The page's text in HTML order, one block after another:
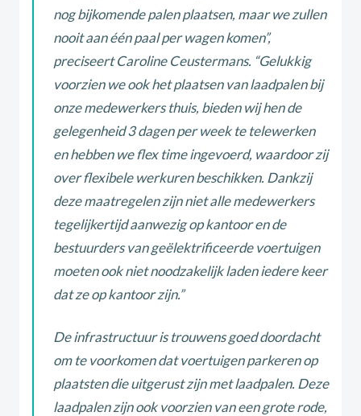
nog bijkomende palen plaatsen, maar we zullen
nooit aan één paal per wagen komen”,
preciseert Caroline Ceustermans. “Gelukkig
voorzien we ook het plaatsen van laadpalen bij
onze medewerkers thuis, bieden wij hen de
gelegenheid 3 dagen per week te telewerken
en hebben we flex time ingevoerd, waardoor zij
over flexibele werkuren beschikken. Dankzij
deze maatregelen zijn niet alle medewerkers
tegelijkertijd aanwezig op kantoor en de
bestuurders van geëlektrificeerde voertuigen
moeten ook niet noodzakelijk laden iedere keer
dat ze op kantoor zijn.”
De infrastructuur is trouwens goed doordacht
om te voorkomen dat voertuigen parkeren op
plaatsten die uitgerust zijn met laadpalen. Deze
laadpalen zijn ook voorzien van een grote rode,